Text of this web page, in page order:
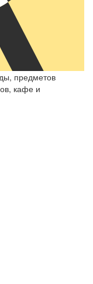
предметов
кафе и